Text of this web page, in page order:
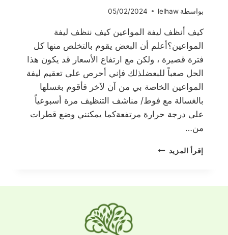
بواسطة lelhaw
05/02/2024
كيف أنظف ليفة المواعين كيف ننظف ليفة
المواعين؟أعلم أن البعض يقوم بالتخلص منها كل
فترة قصيرة ، ولكن مع ارتفاع الأسعار قد يكون هذا
الحل صعباً للبعضلذلك فإني أحرص على تعقيم ليفة
المواعين الخاصة بي من آن لآخر فأقوم بغسلها
بالغسالة مع فوط/ مناشف التنظيف مرة أسبوعياً
على درجة حرارة مرتفعةكما يمكنني وضع قطرات
من…
إقرأ المزيد كيف